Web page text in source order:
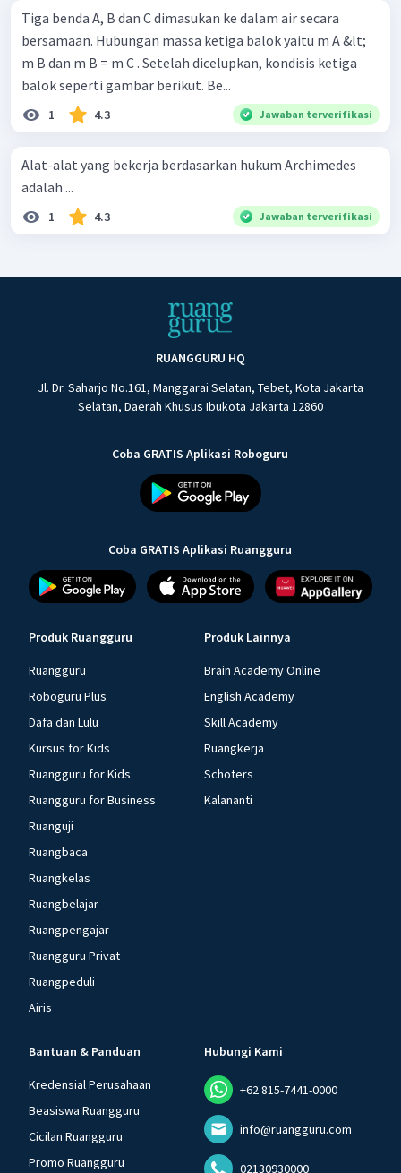
Tiga benda A, B dan C dimasukan ke dalam air secara
bersamaan. Hubungan massa ketiga balok yaitu m A &lt;
m B dan m B = m C . Setelah dicelupkan, kondisis ketiga
balok seperti gambar berikut. Be...
1 4.3 Jawaban terverifikasi
Alat-alat yang bekerja berdasarkan hukum Archimedes
adalah ...
1 4.3 Jawaban terverifikasi
RUANGGURU HQ
Jl. Dr. Saharjo No.161, Manggarai Selatan, Tebet, Kota Jakarta
Selatan, Daerah Khusus Ibukota Jakarta 12860
Coba GRATIS Aplikasi Roboguru
Coba GRATIS Aplikasi Ruangguru
Produk Ruangguru
Ruangguru
Roboguru Plus
Dafa dan Lulu
Kursus for Kids
Ruangguru for Kids
Ruangguru for Business
Ruanguji
Ruangbaca
Ruangkelas
Ruangbelajar
Ruangpengajar
Ruangguru Privat
Ruangpeduli
Airis
Produk Lainnya
Brain Academy Online
English Academy
Skill Academy
Ruangkerja
Schoters
Kalananti
Bantuan & Panduan
Kredensial Perusahaan
Beasiswa Ruangguru
Cicilan Ruangguru
Promo Ruangguru
Hubungi Kami
+62 815-7441-0000
info@ruangguru.com
02130930000